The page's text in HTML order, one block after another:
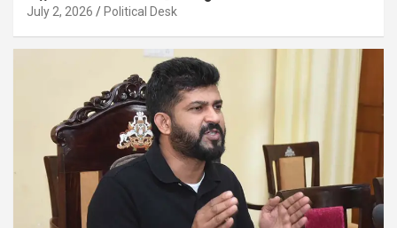
July 2, 2026 Political Desk